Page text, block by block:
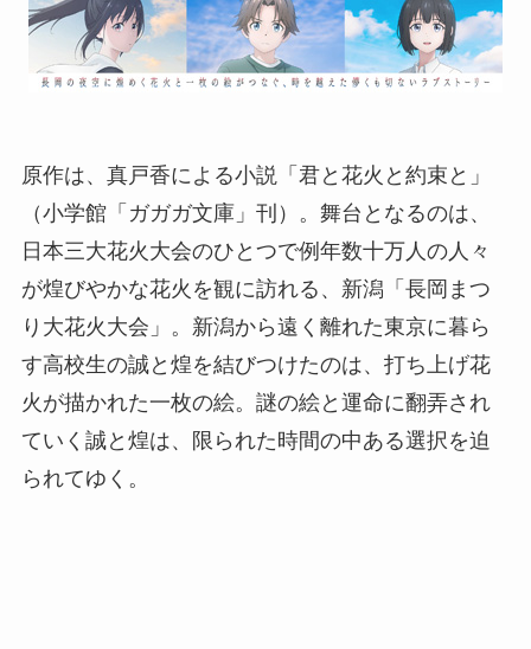
原作は、真戸香による小説「君と花火と約束と」
（小学館「ガガガ文庫」刊）。舞台となるのは、
日本三大花火大会のひとつで例年数十万人の人々
が煌びやかな花火を観に訪れる、新潟「長岡まつ
り大花火大会」。新潟から遠く離れた東京に暮ら
す高校生の誠と煌を結びつけたのは、打ち上げ花
火が描かれた一枚の絵。謎の絵と運命に翻弄され
ていく誠と煌は、限られた時間の中ある選択を迫
られてゆく。